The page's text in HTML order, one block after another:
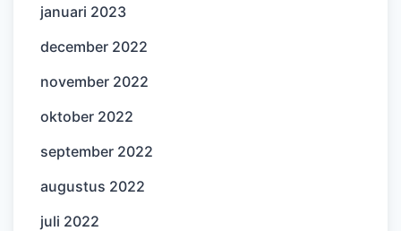
januari 2023
december 2022
november 2022
oktober 2022
september 2022
augustus 2022
juli 2022